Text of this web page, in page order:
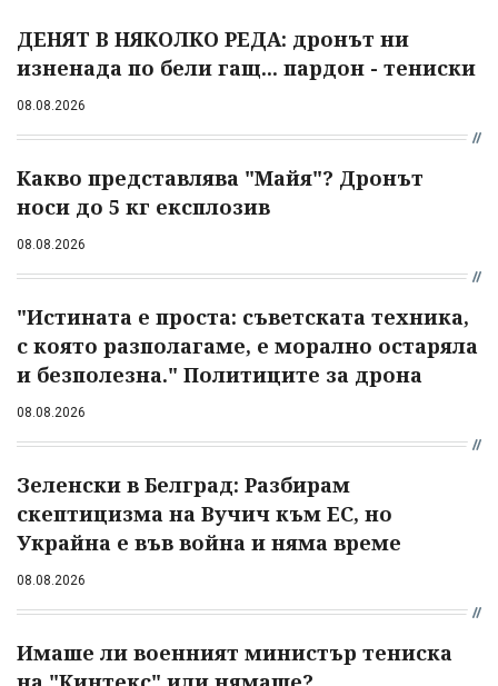
ДЕНЯТ В НЯКОЛКО РЕДА: дронът ни
изненада по бели гащ... пардон - тениски
08.08.2026
Какво представлява "Майя"? Дронът
носи до 5 кг експлозив
08.08.2026
"Истината е проста: съветската техника,
с която разполагаме, е морално остаряла
и безполезна." Политиците за дрона
08.08.2026
Зеленски в Белград: Разбирам
скептицизма на Вучич към ЕС, но
Украйна е във война и няма време
08.08.2026
Имаше ли военният министър тениска